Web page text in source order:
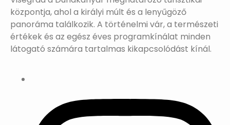
központja, ahol a királyi múlt és a lenyűgöző
panoráma találkozik. A történelmi vár, a természeti
értékek és az egész éves programkínálat minden
látogató számára tartalmas kikapcsolódást kínál.